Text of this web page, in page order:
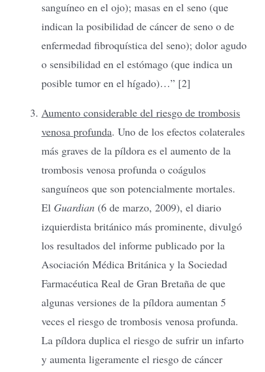
sanguíneo en el ojo); masas en el seno (que
indican la posibilidad de cáncer de seno o de
enfermedad fibroquística del seno); dolor agudo
o sensibilidad en el estómago (que indica un
posible tumor en el hígado)…” [2]
Aumento considerable del riesgo de trombosis
venosa profunda. Uno de los efectos colaterales
más graves de la píldora es el aumento de la
trombosis venosa profunda o coágulos
sanguíneos que son potencialmente mortales.
El Guardian (6 de marzo, 2009), el diario
izquierdista británico más prominente, divulgó
los resultados del informe publicado por la
Asociación Médica Británica y la Sociedad
Farmacéutica Real de Gran Bretaña de que
algunas versiones de la píldora aumentan 5
veces el riesgo de trombosis venosa profunda.
La píldora duplica el riesgo de sufrir un infarto
y aumenta ligeramente el riesgo de cáncer